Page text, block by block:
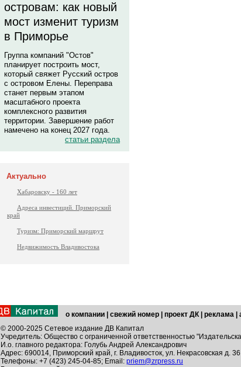
островам: как новый
мост изменит туризм
в Приморье
Группа компаний "Остов"
планирует построить мост,
который свяжет Русский остров
с островом Елены. Переправа
станет первым этапом
масштабного проекта
комплексного развития
территории. Завершение работ
намечено на конец 2027 года.
статьи раздела
Актуально
Хабаровску - 160 лет
Адреса инвестиций. Приморский
край
Туризм: Приморский маршрут
Недвижимость Владивостока
о компании свежий номер проект ДК реклама
© 2000-2025 Сетевое издание ДВ Капитал
Учредитель: Общество с ограниченной ответственностью
И.о. главного редактора: Голубь Андрей Александрович
Адрес: 690014, Приморский край, г. Владивосток, ул. Некрасовская д.
Телефоны: +7 (423) 245-04-85; Email: priem@zrpress.ru